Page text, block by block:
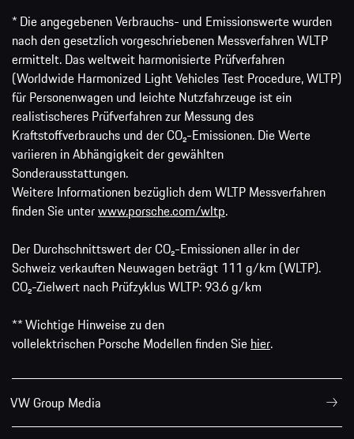
* Die angegebenen Verbrauchs- und Emissionswerte wurden
nach den gesetzlich vorgeschriebenen Messverfahren WLTP
ermittelt. Das weltweit harmonisierte Prüfverfahren
(Worldwide Harmonized Light Vehicles Test Procedure, WLTP)
für Personenwagen und leichte Nutzfahrzeuge ist ein
realistischeres Prüfverfahren zur Messung des
Kraftstoffverbrauchs und der CO₂-Emissionen. Die Werte
variieren in Abhängigkeit der gewählten
Sonderausstattungen.
Weitere Informationen bezüglich dem WLTP Messverfahren
finden Sie unterwww.porsche.com/wltp.
Der Durchschnittswert der CO₂-Emissionen aller in der
Schweiz verkauften Neuwagen beträgt 111 g/km (WLTP).
CO₂-Zielwert nach Prüfzyklus WLTP: 93.6 g/km
** Wichtige Hinweise zu den
vollelektrischen Porsche Modellen finden Sie hier.
VW Group Media